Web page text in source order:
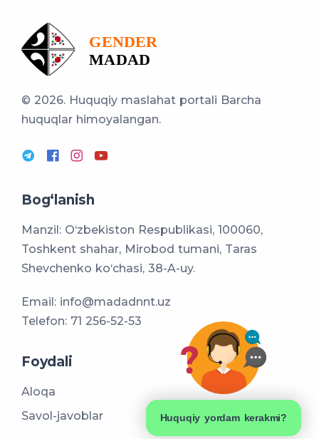
© 2026. Huquqiy maslahat portali Barcha
huquqlar himoyalangan.
Bog‘lanish
Manzil: O‘zbekiston Respublikasi, 100060,
Toshkent shahar, Mirobod tumani, Taras
Shevchenko ko‘chasi, 38-A-uy.
Email: info@madadnnt.uz
Telefon: 71 256-52-53
Foydali
Aloqa
Savol-javoblar
Huquqiy yordam kerakmi?